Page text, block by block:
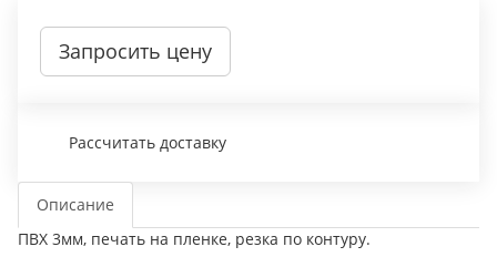
Запросить цену
Рассчитать доставку
Описание
ПВХ 3мм, печать на пленке, резка по контуру.